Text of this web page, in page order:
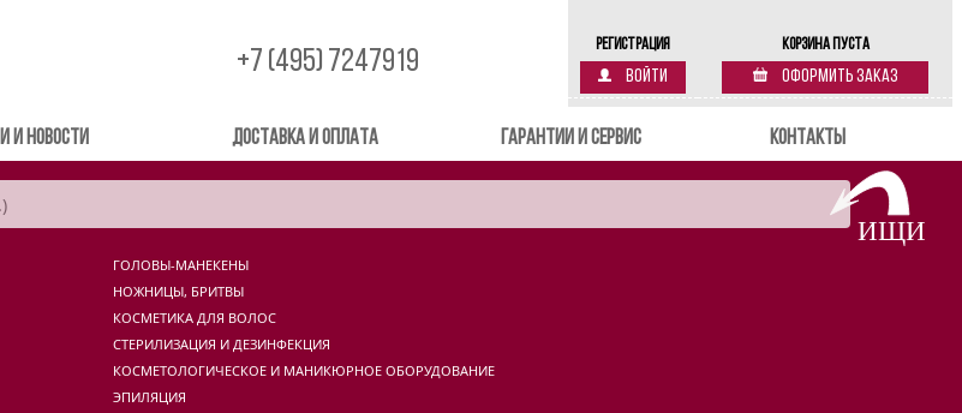
Регистрация
Войти
Корзина пуста
Оформить заказ
+7 (495) 7247919
и новости Доставка и оплата Гарантии и сервис Контакты
ГОЛОВЫ-МАНЕКЕНЫ
НОЖНИЦЫ, БРИТВЫ
КОСМЕТИКА ДЛЯ ВОЛОС
СТЕРИЛИЗАЦИЯ И ДЕЗИНФЕКЦИЯ
КОСМЕТОЛОГИЧЕСКОЕ И МАНИКЮРНОЕ ОБОРУДОВАНИЕ
ЭПИЛЯЦИЯ